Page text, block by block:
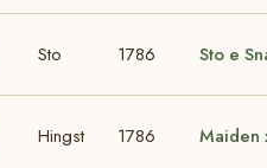
Sto 1786 Sto e
Hingst 1786 Maiden